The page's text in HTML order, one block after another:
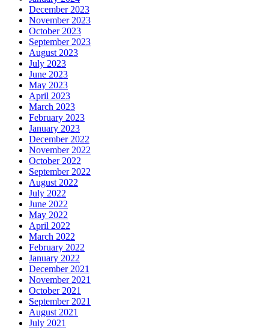
December 2023
November 2023
October 2023
September 2023
August 2023
July 2023
June 2023
May 2023
April 2023
March 2023
February 2023
January 2023
December 2022
November 2022
October 2022
September 2022
August 2022
July 2022
June 2022
May 2022
April 2022
March 2022
February 2022
January 2022
December 2021
November 2021
October 2021
September 2021
August 2021
July 2021